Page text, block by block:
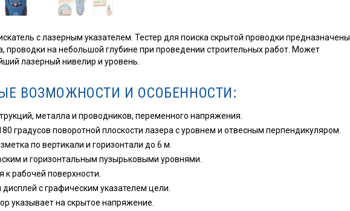
с лазерным указателем. Тестер для поиска скрытой проводки предназначены
проводки на небольшой глубине при проведении строительных работ. Может
лазерный нивелир и уровень.
ВОЗМОЖНОСТИ И ОСОБЕННОСТИ:
металла и проводников, переменного напряжения.
градусов поворотной плоскости лазера с уровнем и отвесным перпендикуляром.
по вертикали и горизонтали до 6 м.
и горизонтальным пузырьковыми уровнями.
рабочей поверхности.
с графическим указателем цели.
указывает на скрытое напряжение.